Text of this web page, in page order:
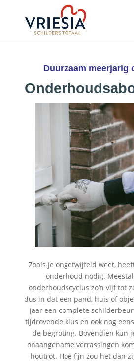
Duurzaam meerjarig
Zoals je ongetwijfeld weet,
onderhoud nodig.
onderhoudscyclus zo’n vijf tot
dus in dat een pand, huis of
jaar een complete
tijdrovende klus en ook nog
de begroting. Bovendien kun
onaangename verrassingen
houtrot. Hoe fijn zou het dan